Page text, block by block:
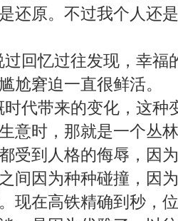
还原。不过我个人还
回忆过往发现，幸福
尬窘迫一直很鲜活。
时代带来的变化，这种
意时，那就是一个丛
受到人格的侮辱，因
间因为种种碰撞，因
现在高铁精确到秒，